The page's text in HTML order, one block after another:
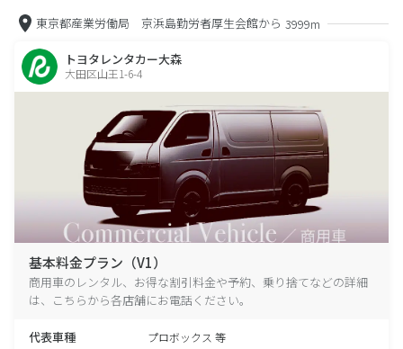
東京都産業労働局 京浜島勤労者厚生会館から 3999m
トヨタレンタカー大森
大田区山王1-6-4
基本料金プラン（V1）
商用車のレンタル、お得な割引料金や予約、乗り捨てなどの詳細
は、こちらから各店舗にお電話ください。
代表車種 プロボックス 等